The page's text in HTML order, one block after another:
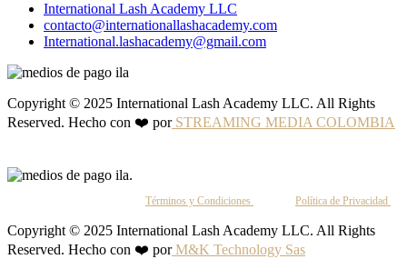
International Lash Academy LLC
contacto@internationallashacademy.com
International.lashacademy@gmail.com
Copyright © 2025 International Lash Academy LLC. All Rights
Reserved. Hecho con ❤️ porSTREAMING MEDIA COLOMBIA
Términos y Condiciones Política de Privacidad
Copyright © 2025 International Lash Academy LLC. All Rights
Reserved. Hecho con ❤️ porM&K Technology Sas